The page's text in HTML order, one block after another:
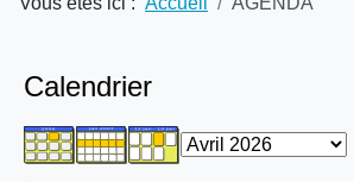
Calendrier